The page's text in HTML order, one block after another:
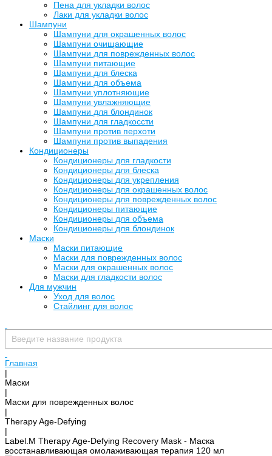
Пена для укладки волос
Лаки для укладки волос
Шампуни
Шампуни для окрашенных волос
Шампуни очищающие
Шампуни для поврежденных волос
Шампуни питающие
Шампуни для блеска
Шампуни для объема
Шампуни уплотняющие
Шампуни увлажняющие
Шампуни для блондинок
Шампуни для гладкоссти
Шампуни против перхоти
Шампуни против выпадения
Кондиционеры
Кондиционеры для гладкости
Кондиционеры для блеска
Кондиционеры для укрепления
Кондиционеры для окрашенных волос
Кондиционеры для поврежденных волос
Кондиционеры питающие
Кондиционеры для объема
Кондиционеры для блондинок
Маски
Маски питающие
Маски для поврежденных волос
Маски для окрашенных волос
Маски для гладкости волос
Для мужчин
Уход для волос
Стайлинг для волос
Главная
|
Маски
|
Маски для поврежденных волос
|
Therapy Age-Defying
|
Label.M Therapy Age-Defying Recovery Mask - Маска
восстанавливающая омолаживающая терапия 120 мл